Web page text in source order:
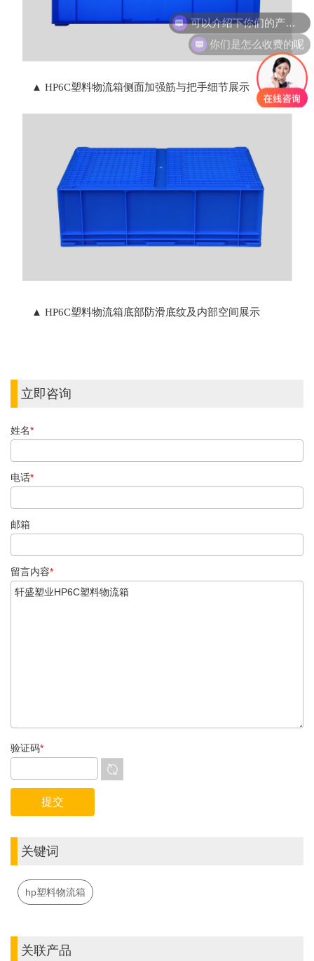
▲ HP6C塑料物流箱侧面加强筋与把手细节展示
▲ HP6C塑料物流箱底部防滑底纹及内部空间展示
立即咨询
姓名*
电话*
邮箱
留言内容*
验证码*
关键词
hp塑料物流箱
关联产品
你们是怎么收费的呢